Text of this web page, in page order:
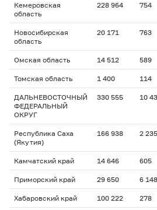
Кемеровская
область
228 964 754
Новосибирская
область
20 171 763
Омская область 14 512 589
Томская область 1 400 114
ДАЛЬНЕВОСТОЧНЫЙ
ФЕДЕРАЛЬНЫЙ
ОКРУГ
330 555 10
Республика Саха
(Якутия)
166 938 2 235
Камчатский край 14 646 605
Приморский край 29 650 6 148
Хабаровский край 100 222 278